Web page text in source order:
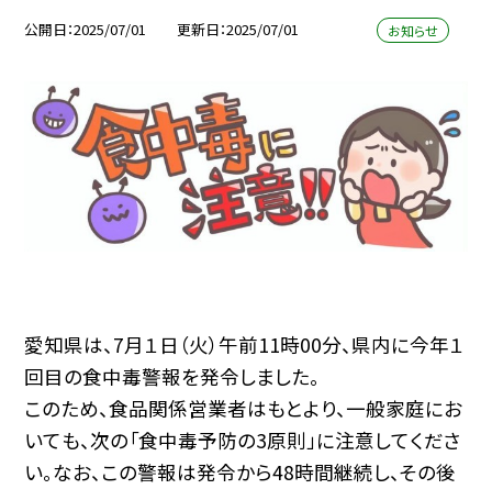
公開日 2025/07/01 更新日 2025/07/01 お知らせ
愛知県は、7月１日（火）午前11時00分、県内に今年１
回目の食中毒警報を発令しました。
このため、食品関係営業者はもとより、一般家庭にお
いても、次の「食中毒予防の3原則」に注意してくださ
い。なお、この警報は発令から48時間継続し、その後